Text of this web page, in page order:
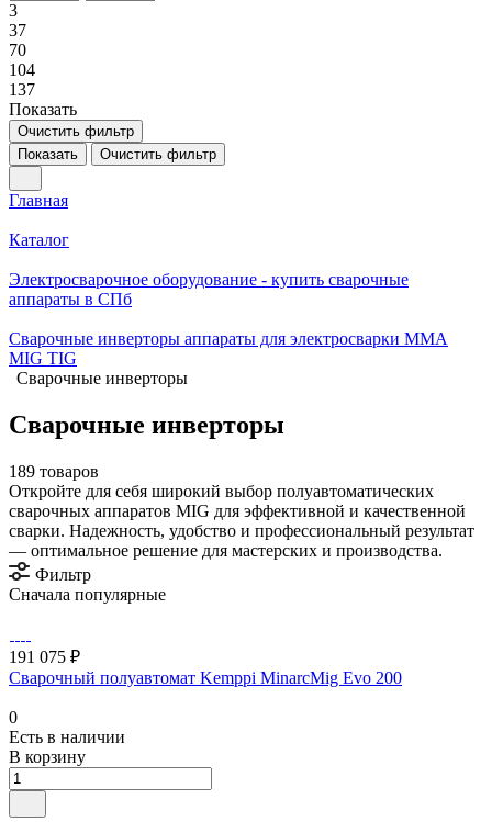
3
37
70
104
137
Показать
Очистить фильтр
Показать
Очистить фильтр
Главная
Каталог
Электросварочное оборудование - купить сварочные
аппараты в СПб
Сварочные инверторы аппараты для электросварки MMA
MIG TIG
Сварочные инверторы
Сварочные инверторы
189 товаров
Откройте для себя широкий выбор полуавтоматических
сварочных аппаратов MIG для эффективной и качественной
сварки. Надежность, удобство и профессиональный результат
— оптимальное решение для мастерских и производства.
Фильтр
Сначала популярные
191 075 ₽
Сварочный полуавтомат Kemppi MinarcMig Evo 200
0
Есть в наличии
В корзину